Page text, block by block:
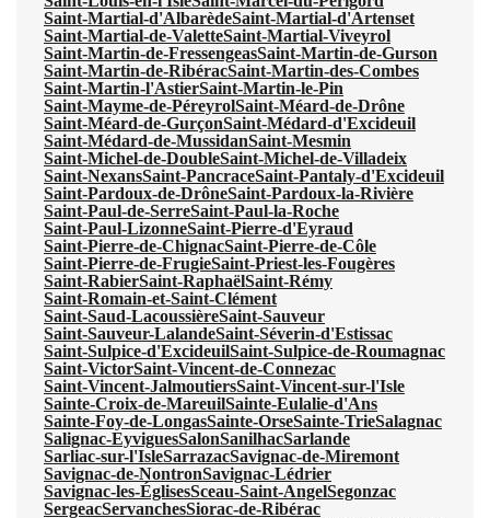
Saint-Martial-d'AlbarèdeSaint-Martial-d'Artenset
Saint-Martial-de-ValetteSaint-Martial-Viveyrol
Saint-Martin-de-FressengeasSaint-Martin-de-Gurson
Saint-Martin-de-RibéracSaint-Martin-des-Combes
Saint-Martin-l'AstierSaint-Martin-le-Pin
Saint-Mayme-de-PéreyrolSaint-Méard-de-Drône
Saint-Méard-de-GurçonSaint-Médard-d'Excideuil
Saint-Médard-de-MussidanSaint-Mesmin
Saint-Michel-de-DoubleSaint-Michel-de-Villadeix
Saint-NexansSaint-PancraceSaint-Pantaly-d'Excideuil
Saint-Pardoux-de-DrôneSaint-Pardoux-la-Rivière
Saint-Paul-de-SerreSaint-Paul-la-Roche
Saint-Paul-LizonneSaint-Pierre-d'Eyraud
Saint-Pierre-de-ChignacSaint-Pierre-de-Côle
Saint-Pierre-de-FrugieSaint-Priest-les-Fougères
Saint-RabierSaint-RaphaëlSaint-Rémy
Saint-Romain-et-Saint-Clément
Saint-Saud-LacoussièreSaint-Sauveur
Saint-Sauveur-LalandeSaint-Séverin-d'Estissac
Saint-Sulpice-d'ExcideuilSaint-Sulpice-de-Roumagnac
Saint-VictorSaint-Vincent-de-Connezac
Saint-Vincent-JalmoutiersSaint-Vincent-sur-l'Isle
Sainte-Croix-de-MareuilSainte-Eulalie-d'Ans
Sainte-Foy-de-LongasSainte-OrseSainte-TrieSalagnac
Salignac-EyviguesSalonSanilhacSarlande
Sarliac-sur-l'IsleSarrazacSavignac-de-Miremont
Savignac-de-NontronSavignac-Lédrier
Savignac-les-ÉglisesSceau-Saint-AngelSegonzac
SergeacServanchesSiorac-de-Ribérac